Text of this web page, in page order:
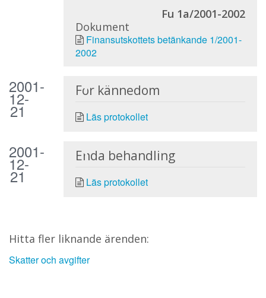
Fu 1a/2001-2002
Dokument
Finansutskottets betänkande 1/2001-
2002
2001-
12-
21
För kännedom
Läs protokollet
2001-
12-
21
Enda behandling
Läs protokollet
Hitta fler liknande ärenden:
Skatter och avgifter